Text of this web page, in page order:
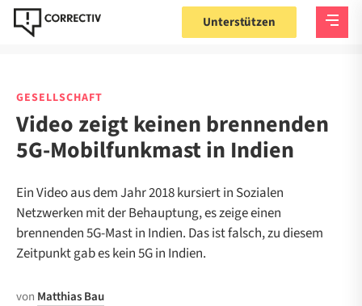
Unterstützen
GESELLSCHAFT
Video zeigt keinen brennenden
5G-Mobilfunkmast in Indien
Ein Video aus dem Jahr 2018 kursiert in Sozialen
Netzwerken mit der Behauptung, es zeige einen
brennenden 5G-Mast in Indien. Das ist falsch, zu diesem
Zeitpunkt gab es kein 5G in Indien.
von Matthias Bau